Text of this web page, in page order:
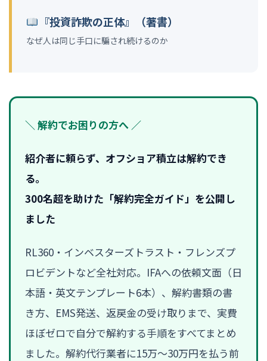
『投資詐欺の正体』（著書）
なぜ人は同じ手口に騙され続けるのか
＼ 解約でお困りの方へ ／
紹介者に頼らず、オフショア積立は解約でき
る。
300名超を助けた「解約完全ガイド」を公開し
ました
RL360・インベスターズトラスト・フレンズプ
ロビデントなど全社対応。IFAへの依頼文面（日
本語・英文テンプレート6本）、解約書類の書
き方、EMS発送、返戻金の受け取りまで、実費
ほぼゼロで自分で解約する手順をすべてまとめ
ました。解約代行業者に15万〜30万円を払う前